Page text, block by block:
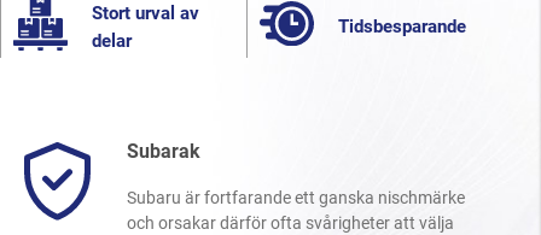
Stort urval av
delar
Tidsbesparande
Subarak
Subaru är fortfarande ett ganska nischmärke
och orsakar därför ofta svårigheter att välja